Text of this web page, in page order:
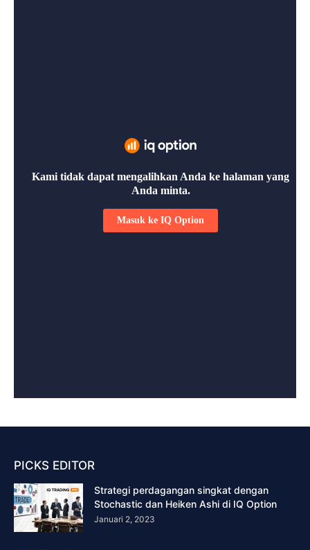
PICKS EDITOR
Strategi perdagangan singkat dengan
Stochastic dan Heiken Ashi di IQ Option
Januari 2, 2023